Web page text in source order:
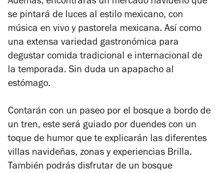
Además, encontrarás un mercado navideño que
se pintará de luces al estilo mexicano, con
música en vivo y pastorela mexicana. Así como
una extensa variedad gastronómica para
degustar comida tradicional e internacional de
la temporada. Sin duda un apapacho al
estómago.
Contarán con un paseo por el bosque a bordo de
un tren, este será guiado por duendes con un
toque de humor que te explicarán las diferentes
villas navideñas, zonas y experiencias Brilla.
También podrás disfrutar de un bosque